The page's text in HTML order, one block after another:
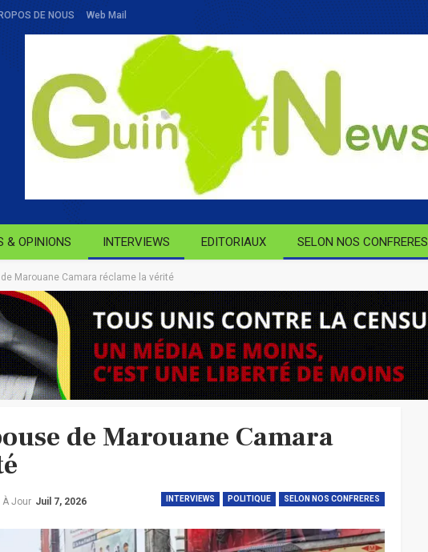
DE NOUS Web Mail
& OPINIONS INTERVIEWS EDITORIAUX SELON NOS CONFRERES
de Marouane Camara réclame la vérité
de Marouane Camara
INTERVIEWS POLITIQUE SELON NOS CONFRERES
À Jour Juil 7, 2026